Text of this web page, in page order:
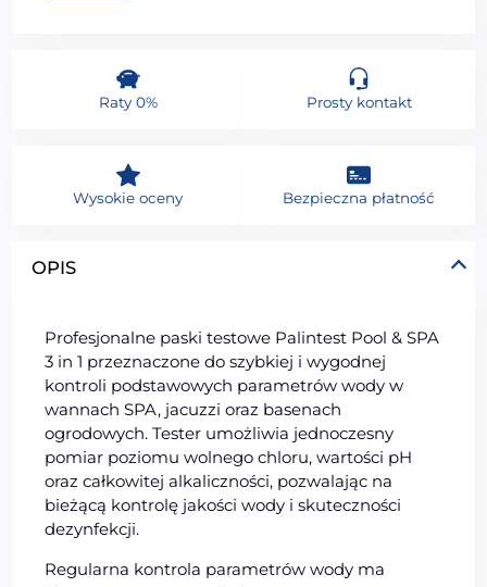
OPIS
Profesjonalne paski testowe Palintest Pool & SPA
3 in 1 przeznaczone do szybkiej i wygodnej
kontroli podstawowych parametrów wody w
wannach SPA, jacuzzi oraz basenach
ogrodowych. Tester umożliwia jednoczesny
pomiar poziomu wolnego chloru, wartości pH
oraz całkowitej alkaliczności, pozwalając na
bieżącą kontrolę jakości wody i skuteczności
dezynfekcji.
Regularna kontrola parametrów wody ma
Raty 0% Prosty kontakt
Wysokie oceny Bezpieczna płatność